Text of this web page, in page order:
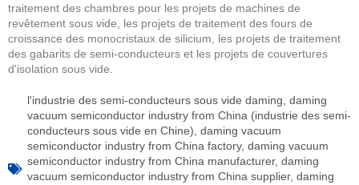
traitement des chambres pour les projets de machines de
revêtement sous vide, les projets de traitement des fours de
croissance des monocristaux de silicium, les projets de traitement
des gabarits de semi-conducteurs et les projets de couvertures
d'isolation sous vide.
l'industrie des semi-conducteurs sous vide daming daming
vacuum semiconductor industry from China (industrie des semi-
conducteurs sous vide en Chine) daming vacuum
semiconductor industry from China factory, daming vacuum
semiconductor industry from China manufacturer, daming
vacuum semiconductor industry from China supplier, daming